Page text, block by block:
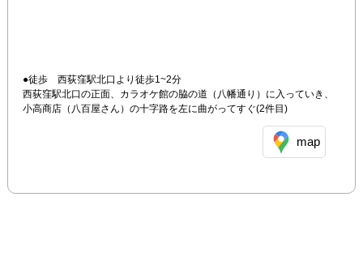
●徒歩　西荻窪駅北口より徒歩1~2分
西荻窪駅北口の正面、カラオケ館の脇の道（八幡通り）に入っていき、
小高商店（八百屋さん）の十字路を左に曲がってすぐ(2件目)
map